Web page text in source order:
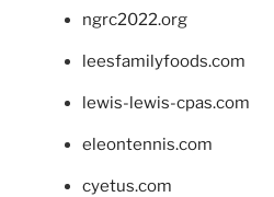
ngrc2022.org
leesfamilyfoods.com
lewis-lewis-cpas.com
eleontennis.com
cyetus.com